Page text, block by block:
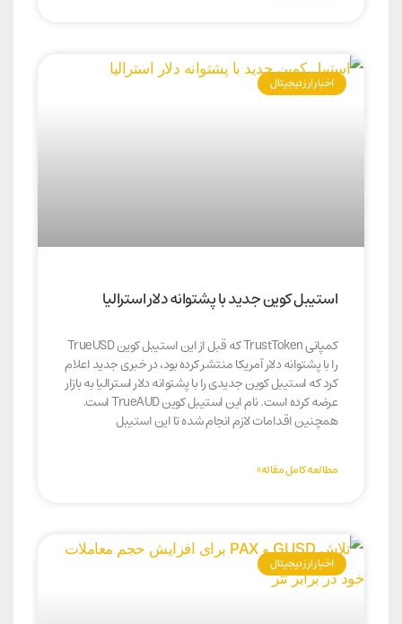
اخبار ارز دیجیتال
استیبل کوین جدید با پشتوانه دلار استرالیا
کمپانی TrustToken که قبل از این استیبل کوین TrueUSD
را با پشتوانه دلار آمریکا منتشر کرده بود، در خبری جدید اعلام
کرد که استیبل کوین جدیدی را با پشتوانه دلار استرالیا به بازار
عرضه کرده است. نام این استیبل کوین TrueAUD است.
همچنین اقدامات لازم انجام شده تا این استیبل
مطالعه کامل مقاله»
اخبار ارز دیجیتال